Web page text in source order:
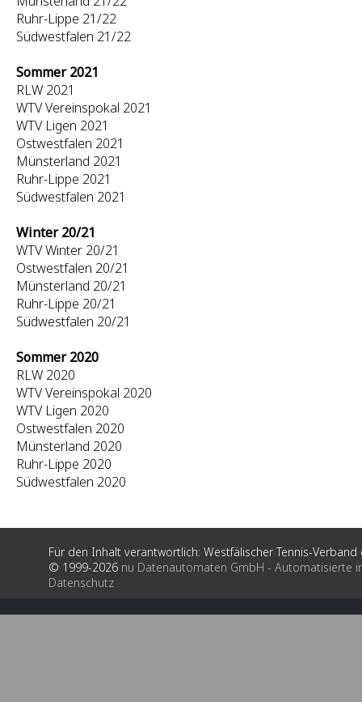
Ruhr-Lippe 21/22
Südwestfalen 21/22
Sommer 2021
RLW 2021
WTV Vereinspokal 2021
WTV Ligen 2021
Ostwestfalen 2021
Münsterland 2021
Ruhr-Lippe 2021
Südwestfalen 2021
Winter 20/21
WTV Winter 20/21
Ostwestfalen 20/21
Münsterland 20/21
Ruhr-Lippe 20/21
Südwestfalen 20/21
Sommer 2020
RLW 2020
WTV Vereinspokal 2020
WTV Ligen 2020
Ostwestfalen 2020
Münsterland 2020
Ruhr-Lippe 2020
Südwestfalen 2020
Für den Inhalt verantwortlich: Westfälischer Tennis-Verband
© 1999-2026 nu Datenautomaten GmbH - Automatisierte
Datenschutz